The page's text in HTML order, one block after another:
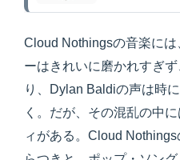
Cloud Nothingsの音楽に
ーはきれいに磨かれすぎ
り、Dylan Baldiの声は時
く。だが、その混乱の中
ィがある。Cloud